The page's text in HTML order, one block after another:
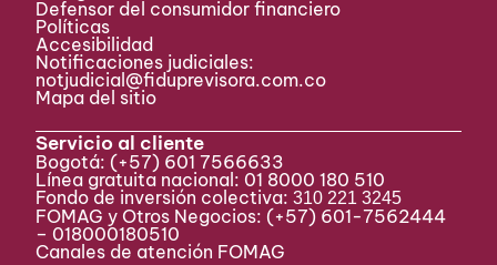
Defensor del consumidor financiero
Políticas
Accesibilidad
Notificaciones judiciales:
notjudicial@fiduprevisora.com.co
Mapa del sitio
Servicio al cliente
Bogotá: (+57) 601 7566633
Línea gratuita nacional: 01 8000 180 510
Fondo de inversión colectiva:310 221 3245
FOMAG y Otros Negocios: (+57) 601-7562444
– 018000180510
Canales de atención FOMAG